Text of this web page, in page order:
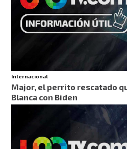
Internacional
Major, el perrito rescatado
Blanca con Biden